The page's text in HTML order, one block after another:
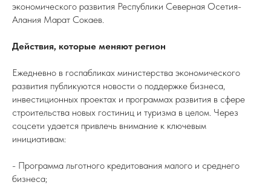
экономического развития Республики Северная Осетия-
Алания Марат Сокаев.
Действия, которые меняют регион
Ежедневно в госпабликах министерства экономического
развития публикуются новости о поддержке бизнеса,
инвестиционных проектах и программах развития в сфере
строительства новых гостиниц и туризма в целом. Через
соцсети удается привлечь внимание к ключевым
инициативам:
- Программа льготного кредитования малого и среднего
бизнеса;